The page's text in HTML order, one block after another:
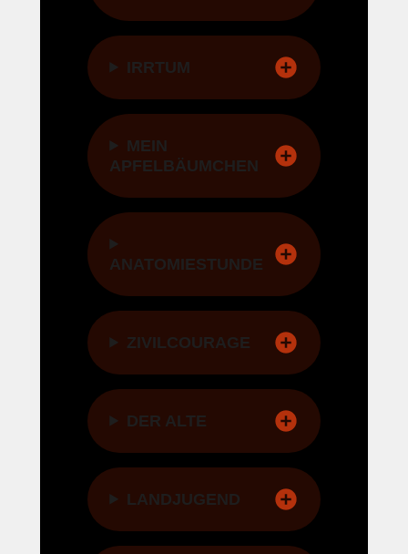
IRRTUM
MEIN
APFELBÄUMCHEN
ANATOMIESTUNDE
ZIVILCOURAGE
DER ALTE
LANDJUGEND